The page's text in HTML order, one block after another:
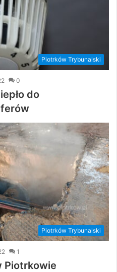
Piotrków Trybunalski
0
do
Piotrków Trybunalski
1
Piotrkowie